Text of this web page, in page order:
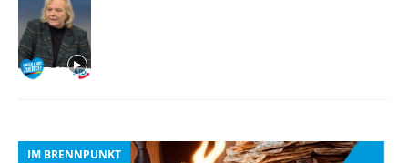
IM BRENNPUNKT